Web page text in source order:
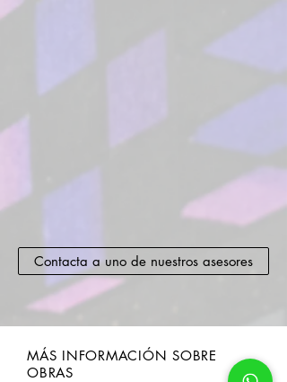
Contacta a uno de nuestros asesores
MÁS INFORMACIÓN SOBRE
OBRAS